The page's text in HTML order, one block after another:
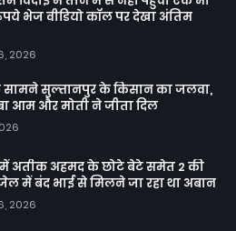
भेज वीडियो कॉल पर देखा अंतिम
2026
सामने सुल्तानपुर के किसान का जलवा,
आम और मोती ने जीता दिल
अतीक अहमद के छोटे बेटे समेत 2 की
में बंद भाई से मिलने जा रहा था अबान
2026